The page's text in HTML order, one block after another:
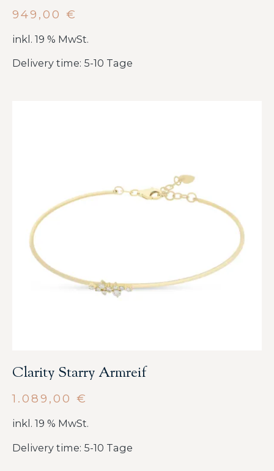
949,00 €
inkl. 19 % MwSt.
Delivery time: 5-10 Tage
Clarity Starry Armreif
1.089,00 €
inkl. 19 % MwSt.
Delivery time: 5-10 Tage